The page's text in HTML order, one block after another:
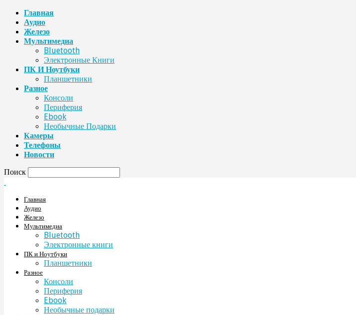
Главная
Аудио
Железо
Мультимедиа
Bluetooth
Электронные Книги
ПК И Ноутбуки
Планшетники
Разное
Консоли
Периферия
Ebook
Необычные Подарки
Камеры
Телефоны
Новости
Поиск
Главная
Аудио
Железо
Мультимедиа
Bluetooth
Электронные книги
ПК и Ноутбуки
Планшетники
Разное
Консоли
Периферия
Ebook
Необычные подарки